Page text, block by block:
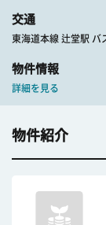
交通
東海道本線 辻堂駅 バ
物件情報
詳細を見る
物件紹介